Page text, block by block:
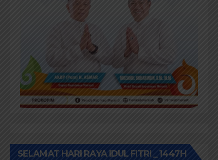
SELAMAT HARI RAYA IDUL FITRI _ 1447H